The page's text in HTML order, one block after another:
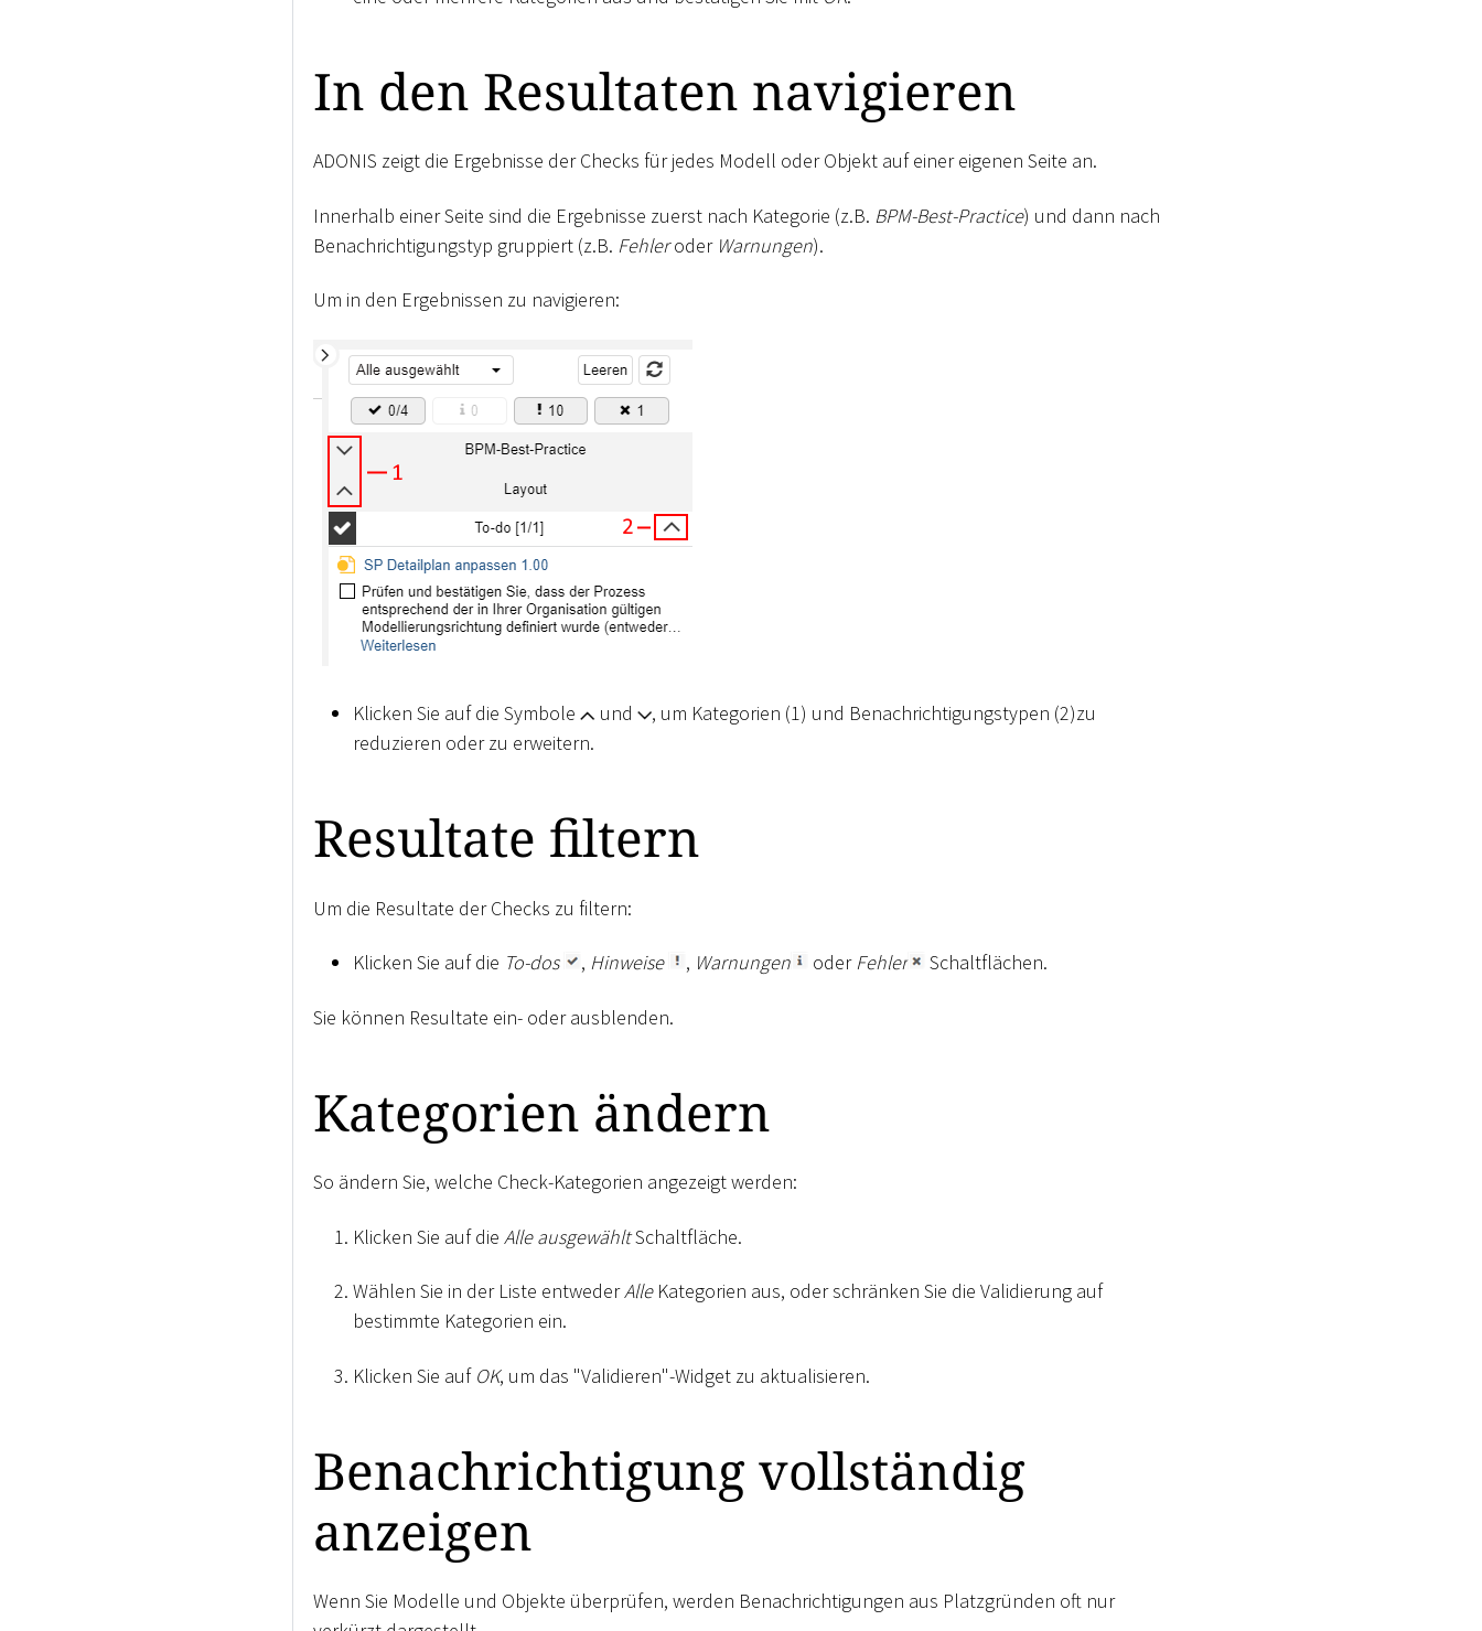
In den Resultaten navigieren
ADONIS zeigt die Ergebnisse der Checks für jedes Modell oder Objekt auf einer eigenen Seite an.
Innerhalb einer Seite sind die Ergebnisse zuerst nach Kategorie (z.B. BPM-Best-Practice) und dann nach
Benachrichtigungstyp gruppiert (z.B. Fehleroder Warnungen).
Um in den Ergebnissen zu navigieren:
Klicken Sie auf die Symbole und
, um Kategorien (1) und Benachrichtigungstypen (2)zu
reduzieren oder zu erweitern.
Resultate filtern
Um die Resultate der Checks zu filtern:
Klicken Sie auf die To-dos , Hinweise , Warnungen oderFehler Schaltflächen.
Sie können Resultate ein- oder ausblenden.
Kategorien ändern
So ändern Sie, welche Check-Kategorien angezeigt werden:
Klicken Sie auf die Alle ausgewähltSchaltfläche.
Wählen Sie in der Liste entwederAlleKategorien aus, oder schränken Sie die Validierung auf
bestimmte Kategorien ein.
Klicken Sie auf OK, um das "Validieren"-Widget zu aktualisieren.
Benachrichtigung vollständig
anzeigen
Wenn Sie Modelle und Objekte überprüfen, werden Benachrichtigungen aus Platzgründen oft nur